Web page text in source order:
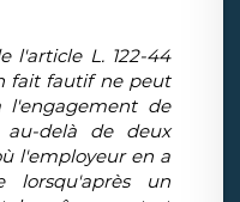
l'article L. 122-44
fait fautif ne peut
de
au-delà de deux
l'employeur en a
lorsqu'après un